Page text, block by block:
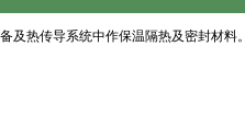
及热传导系统中作保温隔热及密封材料